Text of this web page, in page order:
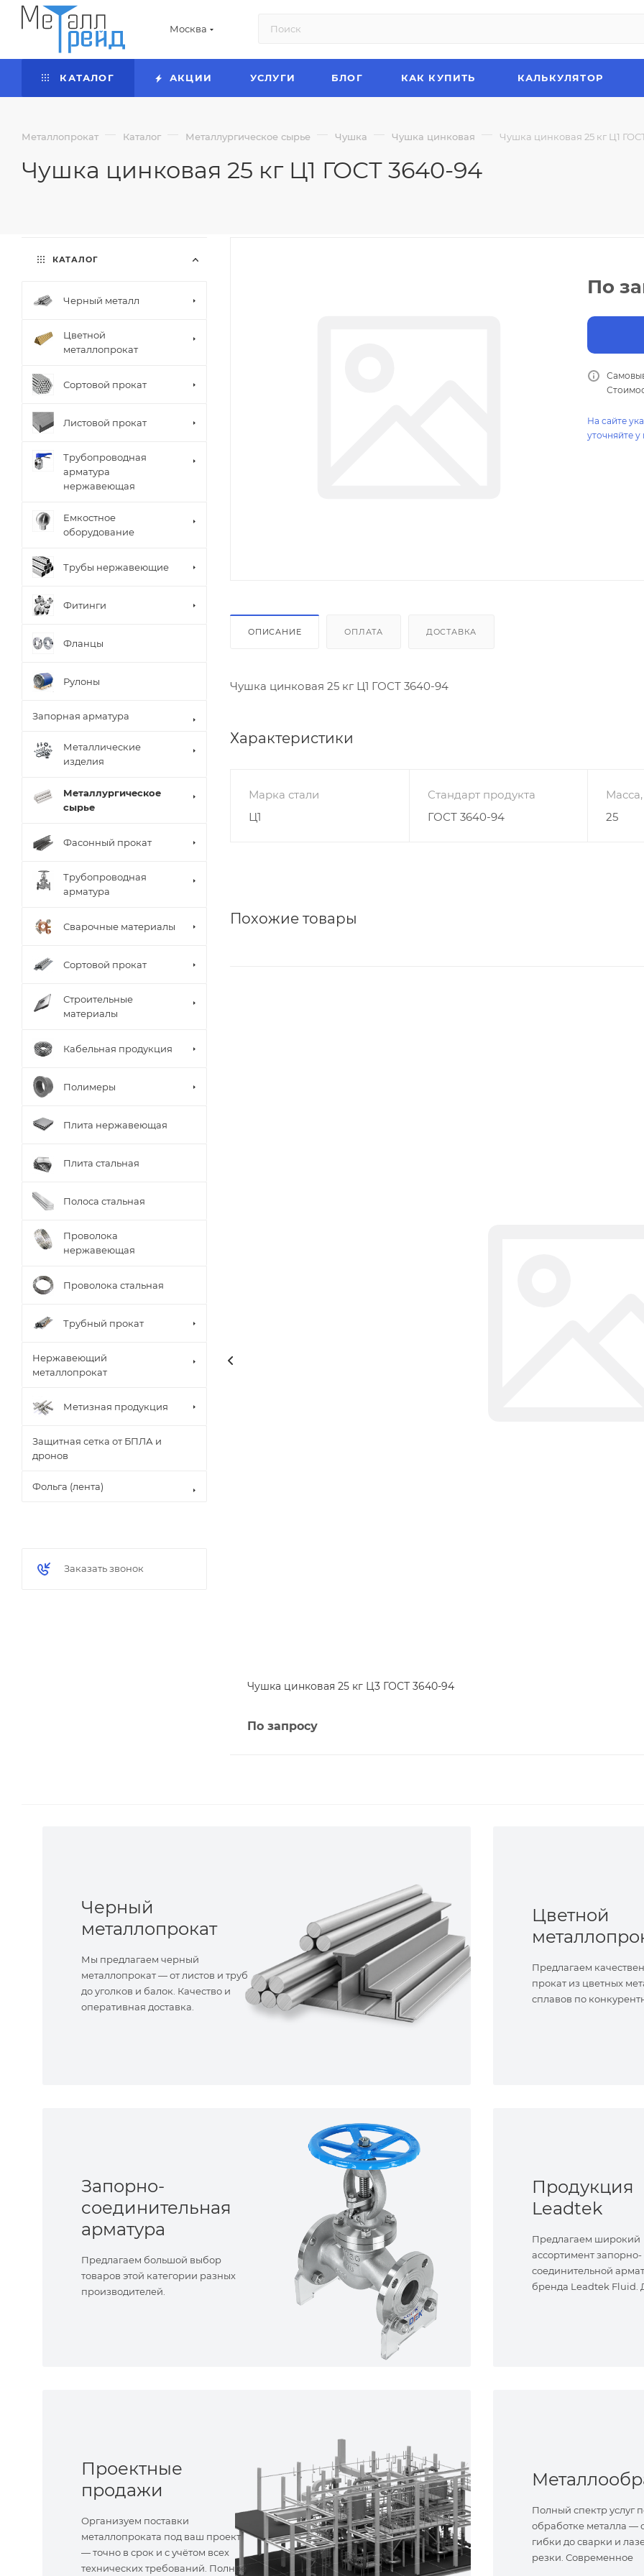
Москва
КАТАЛОГ АКЦИИ УСЛУГИ БЛОГ КАК КУПИТЬ КАЛЬКУЛЯТОР
Металлопрокат — Каталог — Металлургическое сырье — Чушка — Чушка цинковая — Чушка цинковая 25 кг Ц1
Чушка цинковая 25 кг Ц1 ГОСТ 3640-94
По
На сайте
уточняйте
ОПИСАНИЕ ОПЛАТА ДОСТАВКА
Чушка цинковая 25 кг Ц1 ГОСТ 3640-94
Характеристики
Марка стали
Ц1
Стандарт продукта
ГОСТ 3640-94
Масса,
25
Похожие товары
Чушка цинковая 25 кг Ц3 ГОСТ 3640-94
По запросу
КАТАЛОГ
Черный металл
Цветной
металлопрокат
Сортовой прокат
Листовой прокат
Трубопроводная
арматура
нержавеющая
Емкостное
оборудование
Трубы нержавеющие
Фитинги
Фланцы
Рулоны
Запорная арматура
Металлические
изделия
Металлургическое
сырье
Фасонный прокат
Трубопроводная
арматура
Сварочные материалы
Сортовой прокат
Строительные
материалы
Кабельная продукция
Полимеры
Плита нержавеющая
Плита стальная
Полоса стальная
Проволока
нержавеющая
Проволока стальная
Трубный прокат
Нержавеющий
металлопрокат
Метизная продукция
Защитная сетка от БПЛА и
дронов
Фольга (лента)
Заказать звонок
Черный
металлопрокат
Мы предлагаем черный
металлопрокат — от листов и труб
до уголков и балок. Качество и
оперативная доставка.
Цветной
Предлагаем
прокат из цветных
сплавов по
Запорно-
соединительная
арматура
Предлагаем большой выбор
товаров этой категории разных
производителей.
Продукция
Leadtek
Предлагаем широкий
ассортимент запорно-
соединительной
бренда Leadtek Fluid.
Проектные
продажи
Организуем поставки
металлопроката под ваш проект
— точно в срок и с учётом всех
технических требований. Полное
Полный спектр услуг
обработке металла —
гибки до сварки и
резки. Современное